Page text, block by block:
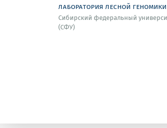
лаборатория лесной геномики
Сибирский федеральный
(СФУ)